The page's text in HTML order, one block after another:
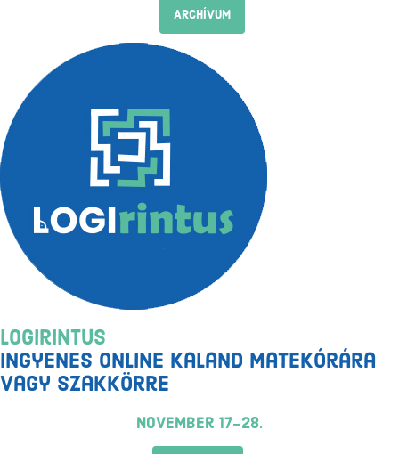
ARCHÍVUM
Logirintus
ingyenes online kaland matekórára
vagy szakkörre
november 17-28.